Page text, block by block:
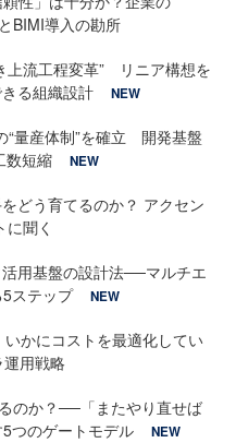
BIMI導入の勘所
上流工程変革” リニア構想を
る組織設計
NEW
“量産体制”を確立 開発基盤
数短縮
NEW
どう育てるのか？ アクセン
聞く
用基盤の設計法──マルチエ
ステップ
NEW
かにコストを最適化してい
用戦略
のか？──「またやり直せば
つのゲートモデル
NEW